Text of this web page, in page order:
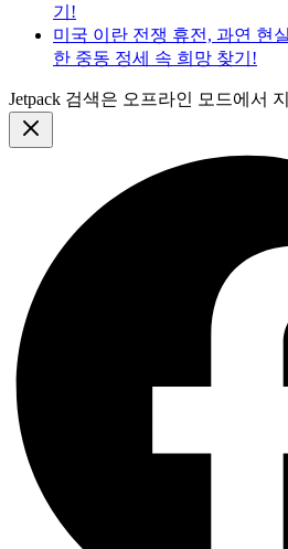
기!
미국 이란 전쟁 휴전, 과연 현
한 중동 정세 속 희망 찾기!
Jetpack 검색은 오프라인 모드에서